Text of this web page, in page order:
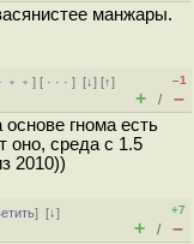
манжары.
] [ · · ·][↓] [↑]
–1
+ / –
гнома есть
оно, среда с 1.5
2010))
][↓]
+7
+ / –